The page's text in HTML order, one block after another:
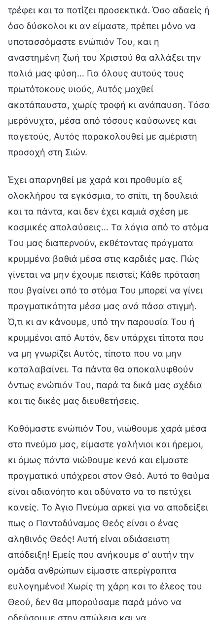
τρέφει και τα ποτίζει προσεκτικά. Όσο αδαείς ή
όσο δύσκολοι κι αν είμαστε, πρέπει μόνο να
υποτασσόμαστε ενώπιόν Του, και η
αναστημένη ζωή του Χριστού θα αλλάξει την
παλιά μας φύση… Για όλους αυτούς τους
πρωτότοκους υιούς, Αυτός μοχθεί
ακατάπαυστα, χωρίς τροφή κι ανάπαυση. Τόσα
μερόνυχτα, μέσα από τόσους καύσωνες και
παγετούς, Αυτός παρακολουθεί με αμέριστη
προσοχή στη Σιών.
Έχει απαρνηθεί με χαρά και προθυμία εξ
ολοκλήρου τα εγκόσμια, το σπίτι, τη δουλειά
και τα πάντα, και δεν έχει καμιά σχέση με
κοσμικές απολαύσεις… Τα λόγια από το στόμα
Του μας διαπερνούν, εκθέτοντας πράγματα
κρυμμένα βαθιά μέσα στις καρδιές μας. Πώς
γίνεται να μην έχουμε πειστεί; Κάθε πρόταση
που βγαίνει από το στόμα Του μπορεί να γίνει
πραγματικότητα μέσα μας ανά πάσα στιγμή.
Ό,τι κι αν κάνουμε, υπό την παρουσία Του ή
κρυμμένοι από Αυτόν, δεν υπάρχει τίποτα που
να μη γνωρίζει Αυτός, τίποτα που να μην
καταλαβαίνει. Τα πάντα θα αποκαλυφθούν
όντως ενώπιόν Του, παρά τα δικά μας σχέδια
και τις δικές μας διευθετήσεις.
Καθόμαστε ενώπιόν Του, νιώθουμε χαρά μέσα
στο πνεύμα μας, είμαστε γαλήνιοι και ήρεμοι,
κι όμως πάντα νιώθουμε κενό και είμαστε
πραγματικά υπόχρεοι στον Θεό. Αυτό το θαύμα
είναι αδιανόητο και αδύνατο να το πετύχει
κανείς. Το Άγιο Πνεύμα αρκεί για να αποδείξει
πως ο Παντοδύναμος Θεός είναι ο ένας
αληθινός Θεός! Αυτή είναι αδιάσειστη
απόδειξη! Εμείς που ανήκουμε σ’ αυτήν την
ομάδα ανθρώπων είμαστε απερίγραπτα
ευλογημένοι! Χωρίς τη χάρη και το έλεος του
Θεού, δεν θα μπορούσαμε παρά μόνο να
οδεύσουμε στην απώλεια και να